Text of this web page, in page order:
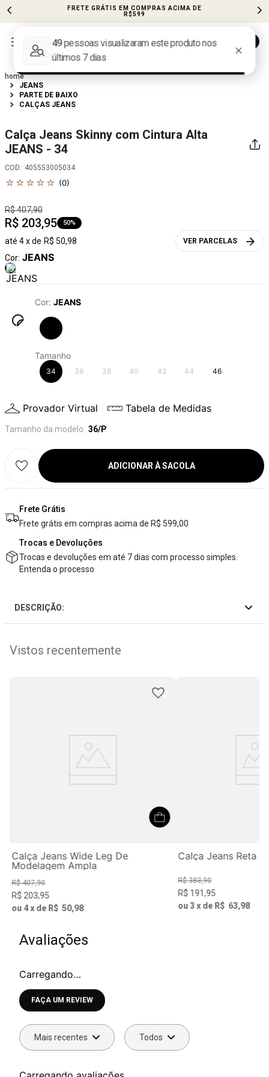
FRETE GRÁTIS EM COMPRAS ACIMA DE
R$599
JEANS
PARTE DE BAIXO
CALÇAS JEANS
Calça Jeans Skinny com Cintura Alta
JEANS - 34
COD.: 405553005034
☆ ☆ ☆ ☆ ☆ (0)
R$407,90
R$ 203,95 50%
até 4x de R$ 50,98 VER PARCELAS
Cor: JEANS
Cor: JEANS
Tamanho
34 36 38 40 42 44 46
Provador Virtual Tabela de Medidas
Tamanho da modelo: 36/P
ADICIONAR À SACOLA
Frete Grátis
Frete grátis em compras acima de R$ 599,00
Trocas e Devoluções
Trocas e devoluções em até 7 dias com processo simples.
Entenda o processo
DESCRIÇÃO:
Vistos recentemente
Calça Jeans Wide Leg De
Modelagem Ampla
R$ 407,90
R$203,95
ou 4x de R$ 50,98
Calça Jeans Reta
R$ 383,90
R$ 191,95
ou 3 x de R$ 63,98
Avaliações
Carregando…
Faça login para escrever uma avaliação.
Mais recentes Todos